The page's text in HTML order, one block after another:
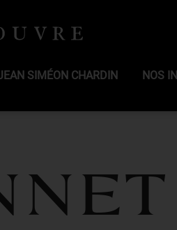
SIMÉON CHARDIN NOS